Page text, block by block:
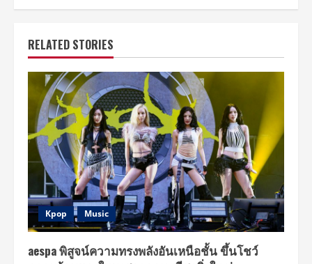
RELATED STORIES
Kpop Music
aespa พิสูจน์ความทรงพลังอันเหนือชั้น ขึ้นโชว์